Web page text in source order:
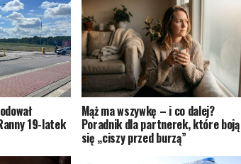
19-latek
Mąż ma wszywkę – i co dalej?
Poradnik dla partnerek, które boją
się „ciszy przed burzą”